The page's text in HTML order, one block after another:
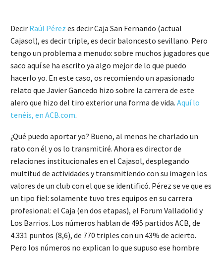
Decir Raúl Pérez es decir Caja San Fernando (actual
Cajasol), es decir triple, es decir baloncesto sevillano. Pero
tengo un problema a menudo: sobre muchos jugadores que
saco aquí se ha escrito ya algo mejor de lo que puedo
hacerlo yo. En este caso, os recomiendo un apasionado
relato que Javier Gancedo hizo sobre la carrera de este
alero que hizo del tiro exterior una forma de vida. Aquí lo
tenéis, en ACB.com.
¿Qué puedo aportar yo? Bueno, al menos he charlado un
rato con él y os lo transmitiré. Ahora es director de
relaciones institucionales en el Cajasol, desplegando
multitud de actividades y transmitiendo con su imagen los
valores de un club con el que se identificó. Pérez se ve que es
un tipo fiel: solamente tuvo tres equipos en su carrera
profesional: el Caja (en dos etapas), el Forum Valladolid y
Los Barrios. Los números hablan de 495 partidos ACB, de
4.331 puntos (8,6), de 770 triples con un 43% de acierto.
Pero los números no explican lo que supuso ese hombre